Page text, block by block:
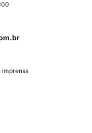
imprensa